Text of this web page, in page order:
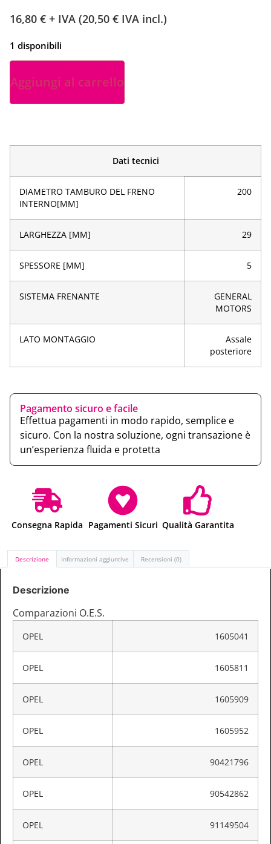
16,80 € + IVA (20,50 € IVA incl.)
1 disponibili
Aggiungi al carrello
Dati tecnici
DIAMETRO TAMBURO DEL FRENO
INTERNO[MM]
200
LARGHEZZA [MM] 29
SPESSORE [MM] 5
SISTEMA FRENANTE
GENERAL
MOTORS
LATO MONTAGGIO
Assale
posteriore
Pagamento sicuro e facile
Effettua pagamenti in modo rapido, semplice e
sicuro. Con la nostra soluzione, ogni transazione è
un’esperienza fluida e protetta
Consegna Rapida Pagamenti Sicuri Qualità Garantita
Descrizione Informazioni aggiuntive Recensioni (0)
Descrizione
Comparazioni O.E.S.
OPEL 1605041
OPEL 1605811
OPEL 1605909
OPEL 1605952
OPEL 90421796
OPEL 90542862
OPEL 91149504